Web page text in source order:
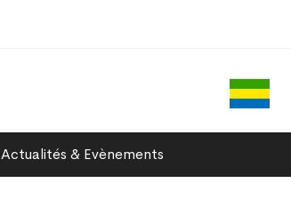
Actualités & Evènements